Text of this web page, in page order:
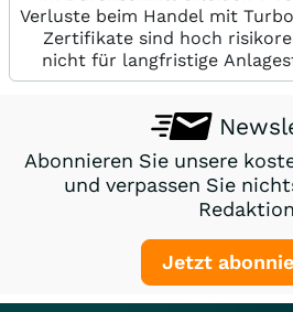
Verluste beim Handel mit
Zertifikate sind hoch
nicht für langfristige
Abonnieren Sie unsere
und verpassen Sie
Redaktion
Jetzt